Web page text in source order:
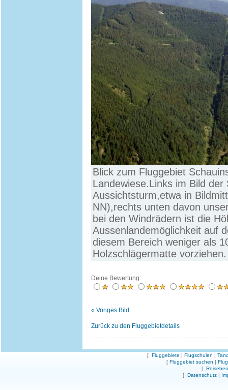
Blick zum Fluggebiet
Landewiese.Links im Bild
Aussichtsturm,etwa in
NN),rechts unten davon
bei den Windrädern ist die
Aussenlandemöglichkeit auf
diesem Bereich weniger als
Holzschlägermatte vorziehen.
Deine Bewertung:
« Voriges Bild
Zurück zu den Fluggebietdetails
[ Fluggebiete | Flugschulen |
[ Fluggebiet suchen |
[
[ Datenschutz |